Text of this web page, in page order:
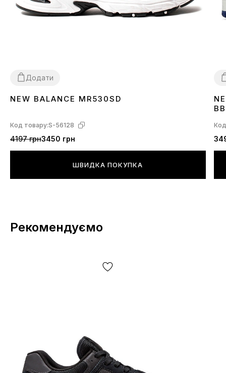
Додати
3637 3839404142 434445
NEW BALANCE MR530SD
Код товару:S-56128
4197 грн3450 грн
ШВИДКА ПОКУПКА
Рекомендуємо